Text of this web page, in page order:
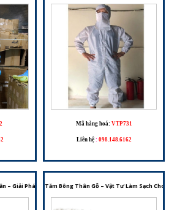
Mã hàng hoá: VTP731
Liên hệ : 098.148.6162
– Giải Pháp Bảo Hộ Cho Môi Trường Y Tế Và Phòng Sạch
Tăm Bông Thân Gỗ – Vật Tư Làm Sạch Cho